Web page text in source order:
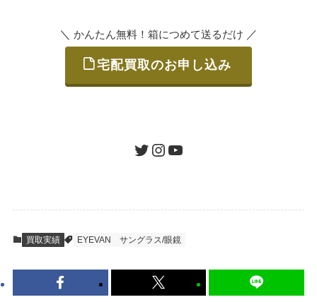
ご発送
査定結果のご承認 / 入金
到着即日に査定いたします。買取金額にご納
得いただければ、最短即日の入金が可能で
＼ かんたん無料！箱につめて送るだけ ／
宅配買取のお申し込み
ツイッターインスタグラムユーチューブ
買取実績 EYEVAN サングラス/眼鏡